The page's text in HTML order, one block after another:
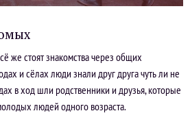
же стоят знакомства через общих
и сёлах люди знали друг друга чуть ли не
в ход шли родственники и друзья, которые
людей одного возраста.